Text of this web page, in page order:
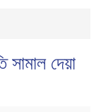
সামাল দেয়া